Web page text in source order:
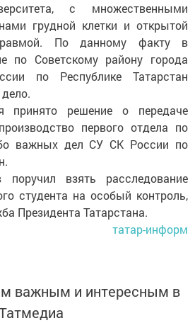
с множественными
грудной клетки и открытой
травмой. По данному факту в
по Советскому району города
по Республике Татарстан
принято решение о передаче
первого отдела по
важных дел СУ СК России по
поручил взять расследование
студента на особый контроль,
Президента Татарстана.
татар-информ
важным и интересным в